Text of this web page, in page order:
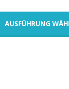
AUSFÜHRUNG